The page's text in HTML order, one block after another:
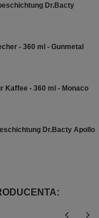
Dr.Bacty
- 360 ml - Gunmetal
Kaffee - 360 ml - Monaco
Dr.Bacty Apollo